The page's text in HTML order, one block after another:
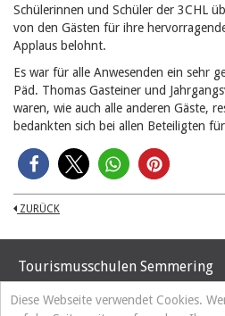
Diese Webseite verwendet Cookies.
Schülerinnen und Schüler der 3CHL
von den Gästen für ihre
Applaus belohnt.
Es war für alle Anwesenden ein sehr
Päd. Thomas Gasteiner und
waren, wie auch alle anderen Gäste,
bedankten sich bei allen Beteiligten
ZURÜCK
Tourismusschulen Semmering
Hochstraße 37
A-2680 Semmering